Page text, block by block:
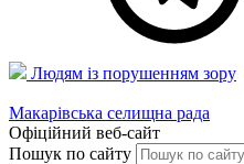
Людям із порушенням зору
Макарівська селищна рада
Офіційний веб-сайт
Пошук по сайту